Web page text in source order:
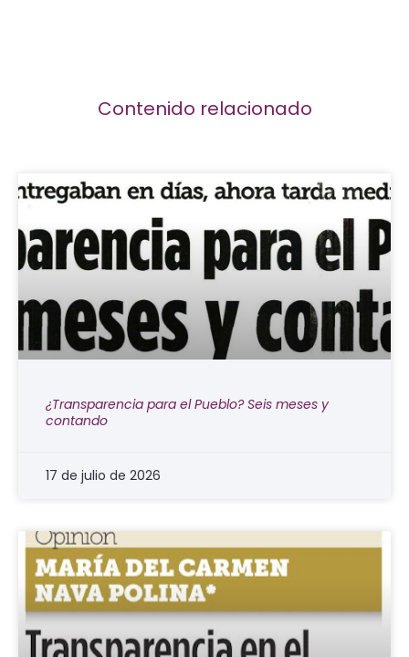
Contenido relacionado
¿Transparencia para el Pueblo? Seis meses y
contando
17 de julio de 2026